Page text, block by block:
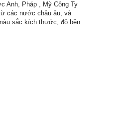
Anh, Pháp , Mỹ Công Ty
các nước châu âu, và
sắc kích thước, độ bền